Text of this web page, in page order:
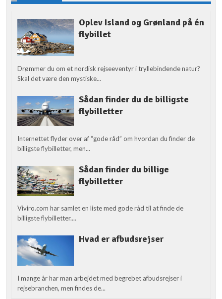
Oplev Island og Grønland på én
flybillet
Drømmer du om et nordisk rejseeventyr i tryllebindende natur?
Skal det være den mystiske...
Sådan finder du de billigste
flybilletter
Internettet flyder over af “gode råd” om hvordan du finder de
billigste flybilletter, men...
Sådan finder du billige
flybilletter
Viviro.com har samlet en liste med gode råd til at finde de
billigste flybilletter....
Hvad er afbudsrejser
I mange år har man arbejdet med begrebet afbudsrejser i
rejsebranchen, men findes de...